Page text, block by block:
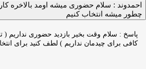
احمدوند : سلام حضوری میشه اومد بالاخره کار
چطور میشه انتخاب کنیم
پاسخ : سلام وقت بخیر بازدید حضوری نداریم (
کافی برای چیدمان نداریم ) لطف کنید برای